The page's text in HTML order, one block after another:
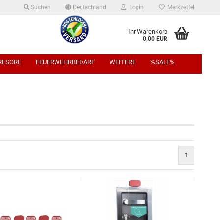
Suchen Deutschland Login Merkzettel
Ihr Warenkorb
0,00 EUR
FEUERWEHRBEDARF %SALE%
WEITERE
1